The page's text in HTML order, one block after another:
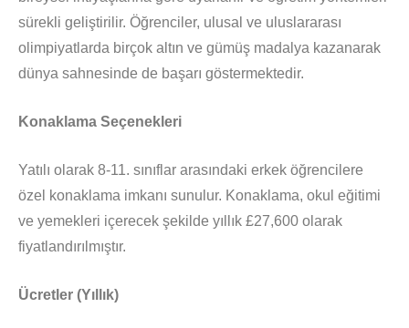
sürekli geliştirilir. Öğrenciler, ulusal ve uluslararası
olimpiyatlarda birçok altın ve gümüş madalya kazanarak
dünya sahnesinde de başarı göstermektedir.
Konaklama Seçenekleri
Yatılı olarak 8-11. sınıflar arasındaki erkek öğrencilere
özel konaklama imkanı sunulur. Konaklama, okul eğitimi
ve yemekleri içerecek şekilde yıllık £27,600 olarak
fiyatlandırılmıştır.
Ücretler (Yıllık)